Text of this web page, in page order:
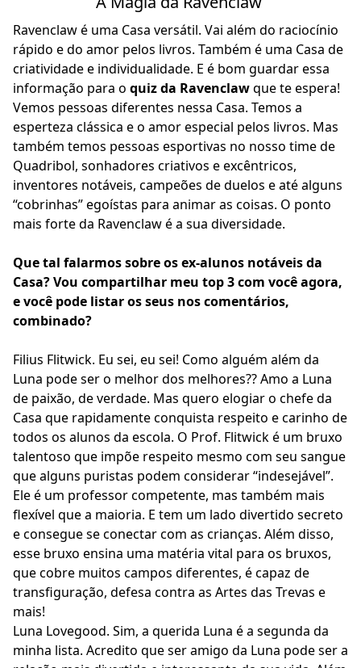
Ravenclaw é uma Casa versátil. Vai além do raciocínio
rápido e do amor pelos livros. Também é uma Casa de
criatividade e individualidade. E é bom guardar essa
informação para o quiz da Ravenclawque te espera!
Vemos pessoas diferentes nessa Casa. Temos a
esperteza clássica e o amor especial pelos livros. Mas
também temos pessoas esportivas no nosso time de
Quadribol, sonhadores criativos e excêntricos,
inventores notáveis, campeões de duelos e até alguns
“cobrinhas” egoístas para animar as coisas. O ponto
mais forte da Ravenclaw é a sua diversidade.
Que tal falarmos sobre os ex-alunos notáveis da
Casa? Vou compartilhar meu top 3 com você agora,
e você pode listar os seus nos comentários,
combinado?
Filius Flitwick. Eu sei, eu sei! Como alguém além da
Luna pode ser o melhor dos melhores?? Amo a Luna
de paixão, de verdade. Mas quero elogiar o chefe da
Casa que rapidamente conquista respeito e carinho de
todos os alunos da escola. O Prof. Flitwick é um bruxo
talentoso que impõe respeito mesmo com seu sangue
que alguns puristas podem considerar “indesejável”.
Ele é um professor competente, mas também mais
flexível que a maioria. E tem um lado divertido secreto
e consegue se conectar com as crianças. Além disso,
esse bruxo ensina uma matéria vital para os bruxos,
que cobre muitos campos diferentes, é capaz de
transfiguração, defesa contra as Artes das Trevas e
mais!
Luna Lovegood. Sim, a querida Luna é a segunda da
minha lista. Acredito que ser amigo da Luna pode ser a